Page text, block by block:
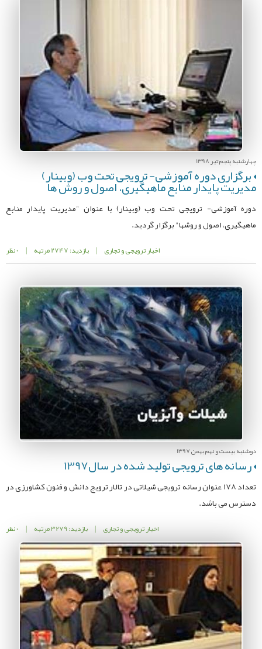
چهارشنبه پنجم تیر 1398
برگزاری دوره آموزشی- ترویجی تحت وب (وبینار)
مدیریت پایدار منابع ماهیگیری، اصول و روش ها
دوره آموزشی- ترویجی تحت وب (وبینار) با عنوان "مدیریت پایدار منابع
ماهیگیری، اصول و روشها" برگزار گردید.
اخبار ترویجی و تجاری | بازدید: 2747 مرتبه | 0 نظر
دوشنبه بیست و نهم بهمن 1397
رسانه های ترویجی تولید شده در سال1397
تعداد 178 عنوان رسانه ترویجی شیلاتی در تالار ترویج دانش و فنون کشاورزی در
دسترس می باشد.
اخبار ترویجی و تجاری | بازدید: 3279 مرتبه | 0 نظر